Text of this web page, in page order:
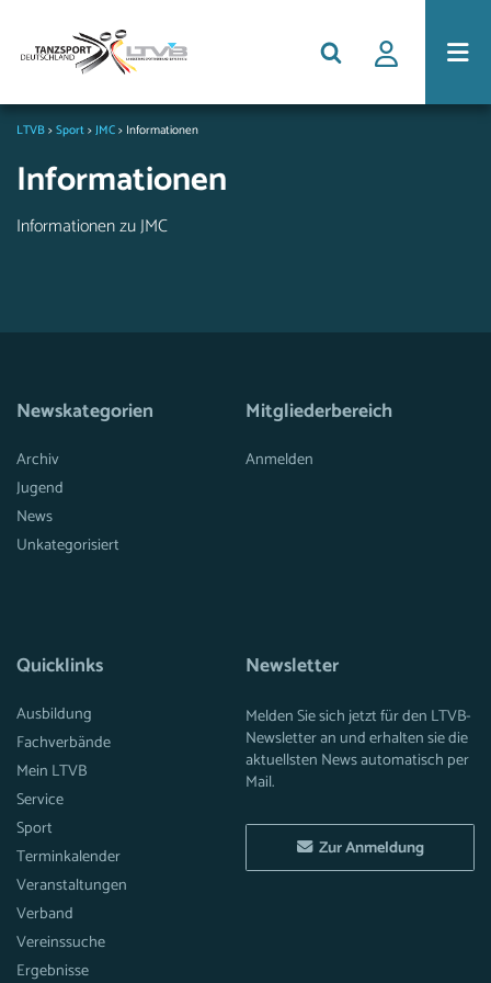
LTVB>Sport>JMC> Informationen
Informationen
Informationen zu JMC
Newskategorien
Archiv
Jugend
News
Unkategorisiert
Mitgliederbereich
Anmelden
Quicklinks
Ausbildung
Fachverbände
Mein LTVB
Service
Sport
Terminkalender
Veranstaltungen
Verband
Vereinssuche
Ergebnisse
Newsletter
Melden Sie sich jetzt für den LTVB-
Newsletter an und erhalten sie die
aktuellsten News automatisch per
Mail.
Zur Anmeldung